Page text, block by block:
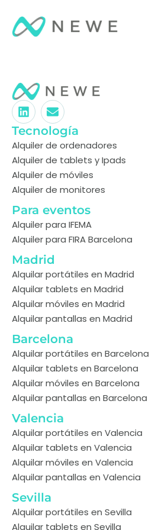
Tecnología
Alquiler de ordenadores
Alquiler de tablets y Ipads
Alquiler de móviles
Alquiler de monitores
Para eventos
Alquiler para IFEMA
Alquiler para FIRA Barcelona
Madrid
Alquilar portátiles en Madrid
Alquilar tablets en Madrid
Alquilar móviles en Madrid
Alquilar pantallas en Madrid
Barcelona
Alquilar portátiles en Barcelona
Alquilar tablets en Barcelona
Alquilar móviles en Barcelona
Alquilar pantallas en Barcelona
Valencia
Alquilar portátiles en Valencia
Alquilar tablets en Valencia
Alquilar móviles en Valencia
Alquilar pantallas en Valencia
Sevilla
Alquilar portátiles en Sevilla
Alquilar tablets en Sevilla